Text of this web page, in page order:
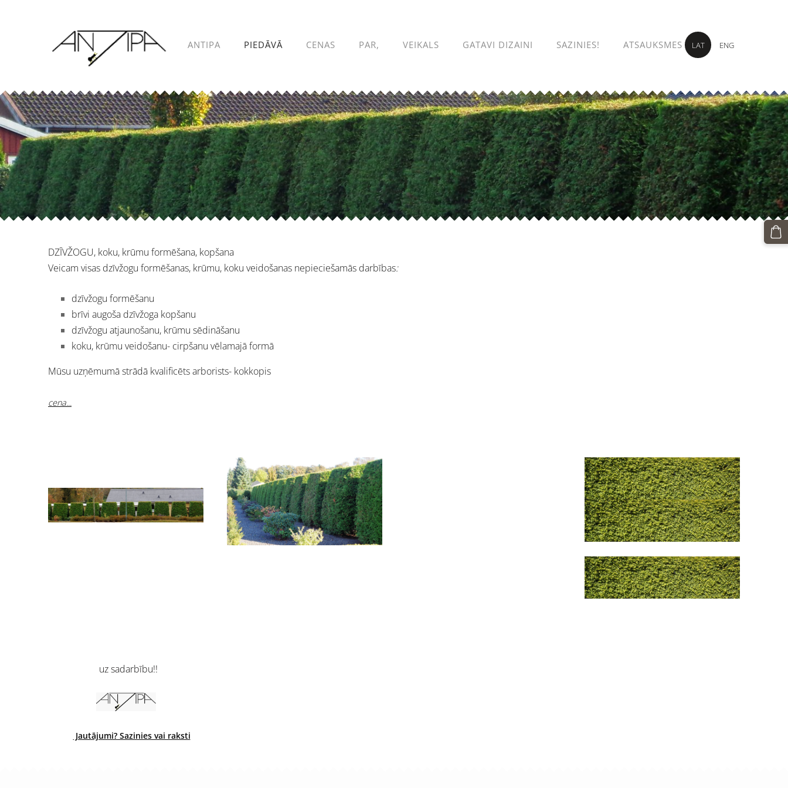
ANTIPA PIEDĀVĀ CENAS PAR, VEIKALS GATAVI DIZAINI SAZINIES! ATSAUKSMES LAT ENG
DZĪVŽOGU, koku, krūmu formēšana, kopšana
Veicam visas dzīvžogu formēšanas, krūmu, koku veidošanas nepieciešamās darbības:
dzīvžogu formēšanu
brīvi augoša dzīvžoga kopšanu
dzīvžogu atjaunošanu, krūmu sēdināšanu
koku, krūmu veidošanu- cirpšanu vēlamajā formā
Mūsu uzņēmumā strādā kvalificēts arborists- kokkopis
cena...
uz sadarbību!!
Jautājumi? Sazinies vai raksti